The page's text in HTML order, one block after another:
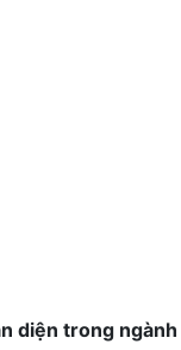
diện trong ngành